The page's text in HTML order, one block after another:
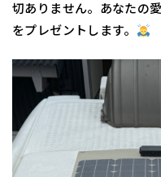
切ありません。あなたの
をプレゼントします。